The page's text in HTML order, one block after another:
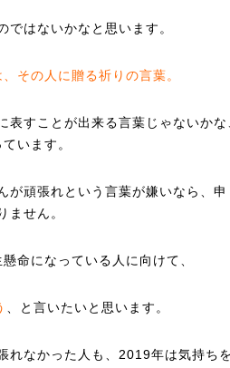
ではないかなと思います。
その人に贈る祈りの言葉。
表すことが出来る言葉じゃないかな
ています。
が頑張れという言葉が嫌いなら、申
りません。
命になっている人に向けて、
、と言いたいと思います。
れなかった人も、2019年は気持ち